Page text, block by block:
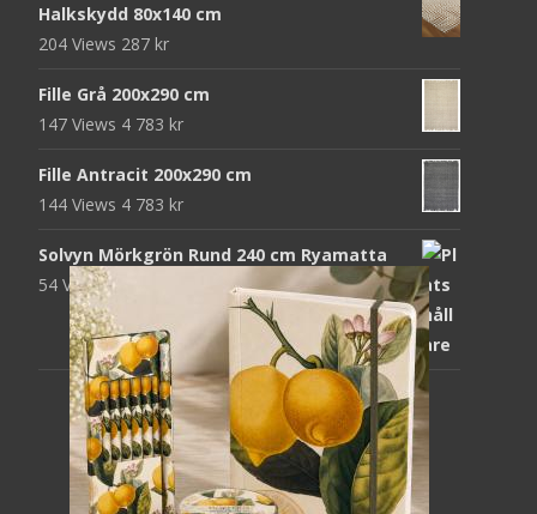
Halkskydd 80x140 cm
204 Views 287 kr
Fille Grå 200x290 cm
147 Views 4 783 kr
Fille Antracit 200x290 cm
144 Views 4 783 kr
Solvyn Mörkgrön Rund 240 cm Ryamatta
54 Views1 871